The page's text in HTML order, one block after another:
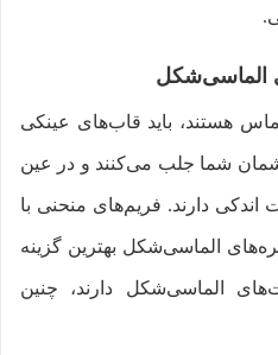
الماسی‌شکل
هستند، باید قاب‌های عینکی
شما جلب می‌کنند و در عین
دارند. فریم‌های منحنی با
الماسی‌شکل بهترین گزینه
الماسی‌شکل دارند، چنین